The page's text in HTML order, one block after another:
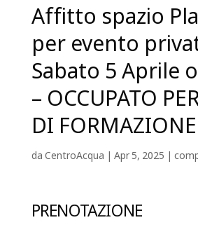
Affitto spazio
per evento
Sabato 5 Aprile
– OCCUPATO
DI FORMAZIONE
daCentroAcqua | Apr 5, 2025 |
PRENOTAZIONE